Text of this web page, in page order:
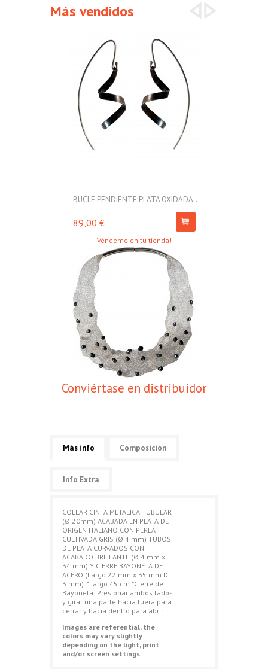
Más vendidos
BUCLE PENDIENTE PLATA OXIDADA...
89,00 €
Véndeme en tu tienda!
Conviértase en distribuidor
Más info Composición
Info Extra
COLLAR CINTA METÁLICA TUBULAR
(Ø 20mm) ACABADA EN PLATA DE
ORIGEN ITALIANO CON PERLA
CULTIVADA GRIS (Ø 4 mm) TUBOS
DE PLATA CURVADOS CON
ACABADO BRILLANTE (Ø 4 mm x
34 mm) Y CIERRE BAYONETA DE
ACERO (Largo 22 mm x 35 mm DI
3 mm). *Largo 45 cm *Cierre de
Bayoneta: Presionar ambos lados
y girar una parte hacia fuera para
cerrar y hacia dentro para abrir.
Images are referential, the
colors may vary slightly
depending on the light, print
and/or screen settings